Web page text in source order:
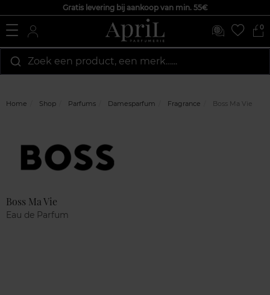
Gratis levering bij aankoop van min. 55€
0
Zoek een product, een merk…...
Home Shop Parfums Damesparfum Fragrance Boss Ma Vie
Boss Ma Vie
Eau de Parfum